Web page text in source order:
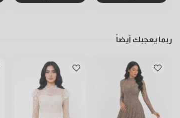
ربما يعجبك أيضاً